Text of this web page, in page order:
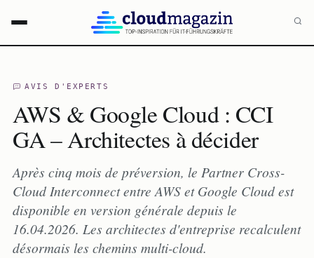
AVIS D'EXPERTS
AWS & Google Cloud : CCI
GA – Architectes à décider
Après cinq mois de préversion, le Partner Cross-
Cloud Interconnect entre AWS et Google Cloud est
disponible en version générale depuis le
16.04.2026. Les architectes d'entreprise recalculent
désormais les chemins multi-cloud.